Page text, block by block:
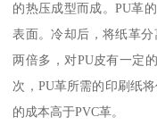
的热压成型而成。PU革
表面。冷却后，将纸革
两倍多，对PU皮有一定
次，PU革所需的印刷纸
的成本高于PVC革。